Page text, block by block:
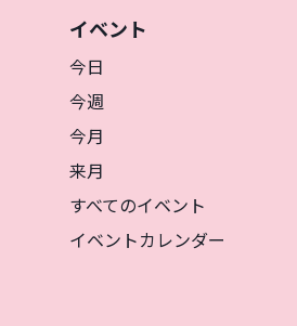
イベント
今日
今週
今月
来月
すべてのイベント
イベントカレンダー